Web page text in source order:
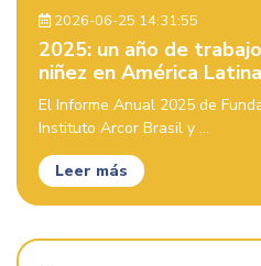
2026-06-25 14:31:55
2025: un año de
niñez en América Latina
El Informe Anual 2025 de
Instituto Arcor Brasil y ...
Leer más